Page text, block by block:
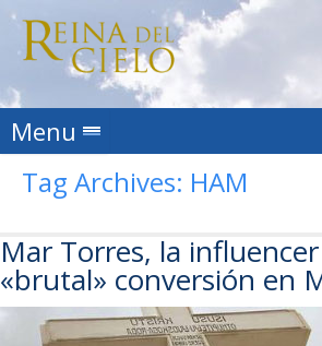
Menu Skip to content
Tag Archives: HAM
Mar Torres, la
«brutal» conversión en